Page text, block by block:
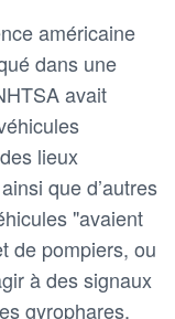
américaine
dans une
avait
lieux
que d’autres
"avaient
de pompiers, ou
à des signaux
gyrophares,